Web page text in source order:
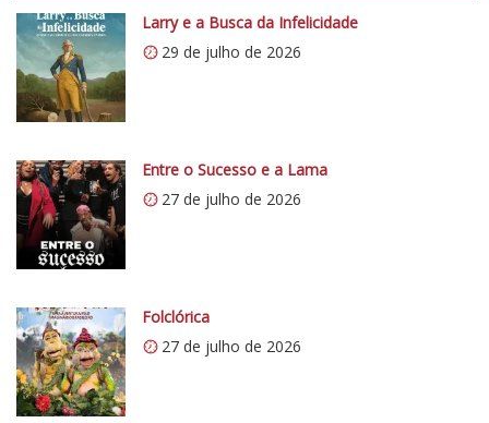
p
s
:
/
/
0
.
w
p
.
c
o
m
/
v
Larry e a Busca da Infelicidade
29 de julho de 2026
Entre o Sucesso e a Lama
27 de julho de 2026
Folclórica
27 de julho de 2026